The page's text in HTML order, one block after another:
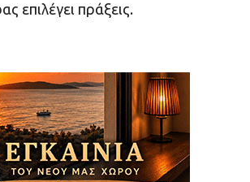
επιλέγει πράξεις.